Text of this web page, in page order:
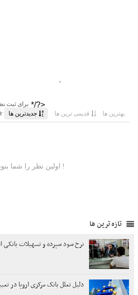
تازه ترین ها
نرخ سود سپرده و تسهیلات بانکی
دلیل تعلل بانک مرکزی اروپا در